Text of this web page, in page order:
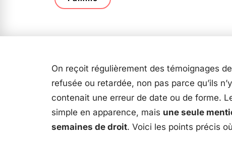
On reçoit régulièrement des témoignages
refusée ou retardée, non pas parce qu’ils
contenait une erreur de date ou de forme.
simple en apparence, mais une seule
semaines de droit. Voici les points précis